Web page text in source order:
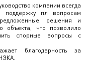
компании всегда
поддержку пл вопросам
решения и
объекта, что позволило
спорные вопросы с
благодарность за